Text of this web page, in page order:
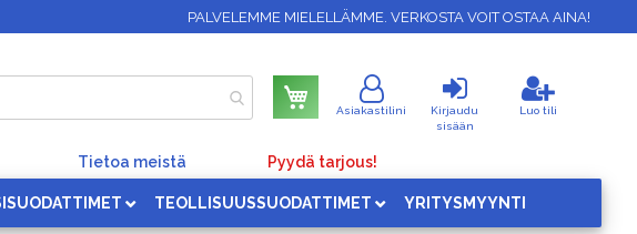
PALVELEMME MIELELLÄMME. VERKOSTA VOIT OSTAA AINA!
Ostoskori
Asiakastilini
Kirjaudu
sisään
Luo tili
Tietoa meistä Pyydä tarjous!
TEOLLISUUSSUODATTIMET YRITYSMYYNTI